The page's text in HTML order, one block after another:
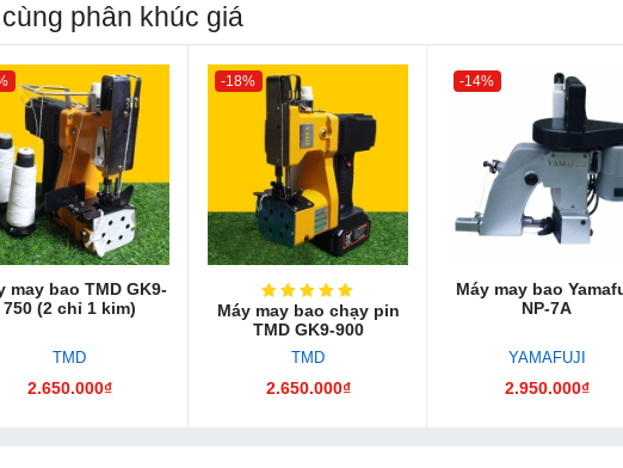
phân khúc giá
may bao TMD GK9-
750 (2 chỉ 1 kim)
TMD
2.650.000₫
-18%
Máy may bao chạy pin
TMD GK9-900
TMD
2.650.000₫
-14%
Máy may bao
NP-7A
YAMAFUJI
2.950.000₫